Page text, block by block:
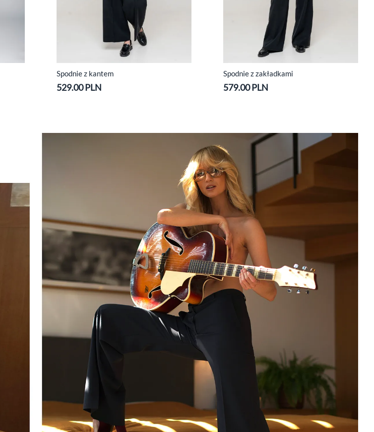
Spodnie z kantem
529.00 PLN
Spodnie z zakładkami
579.00 PLN